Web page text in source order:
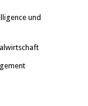
und